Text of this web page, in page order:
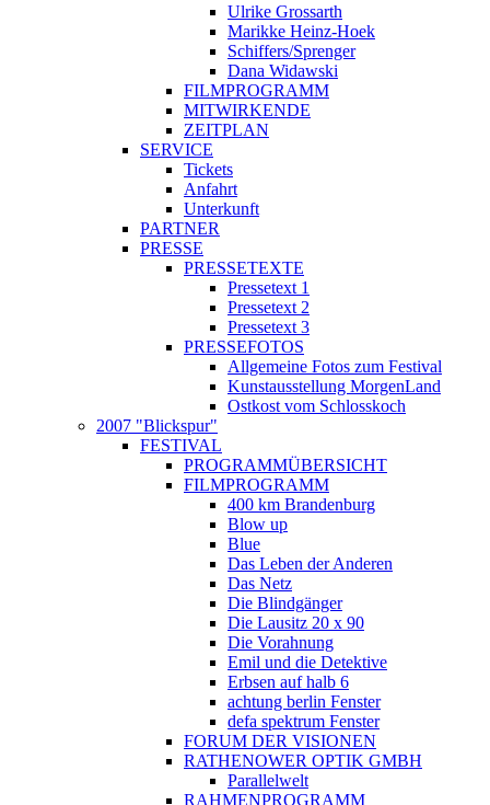
Ulrike Grossarth
Marikke Heinz-Hoek
Schiffers/Sprenger
Dana Widawski
FILMPROGRAMM
MITWIRKENDE
ZEITPLAN
SERVICE
Tickets
Anfahrt
Unterkunft
PARTNER
PRESSE
PRESSETEXTE
Pressetext 1
Pressetext 2
Pressetext 3
PRESSEFOTOS
Allgemeine Fotos zum Festival
Kunstausstellung MorgenLand
Ostkost vom Schlosskoch
2007 "Blickspur"
FESTIVAL
PROGRAMMÜBERSICHT
FILMPROGRAMM
400 km Brandenburg
Blow up
Blue
Das Leben der Anderen
Das Netz
Die Blindgänger
Die Lausitz 20 x 90
Die Vorahnung
Emil und die Detektive
Erbsen auf halb 6
achtung berlin Fenster
defa spektrum Fenster
FORUM DER VISIONEN
RATHENOWER OPTIK GMBH
Parallelwelt
RAHMENPROGRAMM